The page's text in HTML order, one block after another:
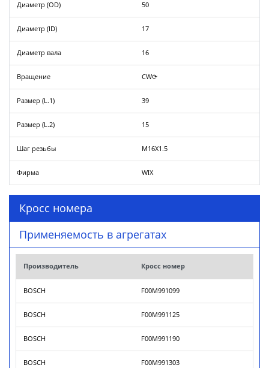
Диаметр (OD) 50
Диаметр (ID) 17
Диаметр вала 16
Вращение CW⟳
Размер (L.1) 39
Размер (L.2) 15
Шаг резьбы M16X1.5
Фирма WIX
Кросс номера
Применяемость в агрегатах
Производитель Кросс номер
BOSCH F00M991099
BOSCH F00M991125
BOSCH F00M991190
BOSCH F00M991303